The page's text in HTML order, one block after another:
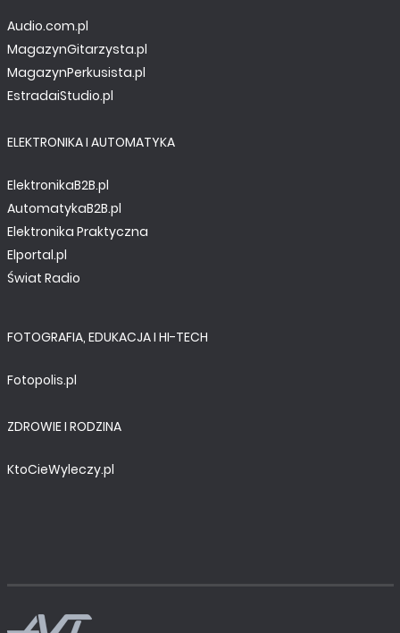
Audio.com.pl
MagazynGitarzysta.pl
MagazynPerkusista.pl
EstradaiStudio.pl
ELEKTRONIKA I AUTOMATYKA
ElektronikaB2B.pl
AutomatykaB2B.pl
Elektronika Praktyczna
Elportal.pl
Świat Radio
FOTOGRAFIA, EDUKACJA I HI-TECH
Fotopolis.pl
ZDROWIE I RODZINA
KtoCieWyleczy.pl